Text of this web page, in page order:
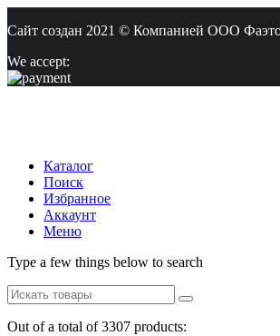
Сайт создан 2021 © Компанией ООО
We accept:
Каталог
Поиск
Избранное
Аккаунт
Меню
Type a few things below to search
Out of a total of 3307 products: